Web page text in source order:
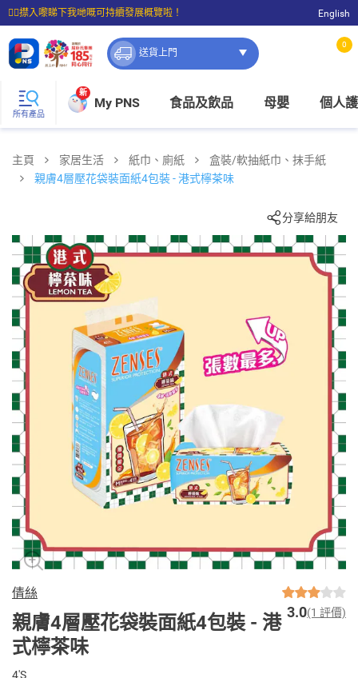
☝🏼㩒入嚟睇下我哋嘅可持續發展概覽啦！
⭐購物滿$399即享免費送貨；滿$100即可免費店取。
English
送貨上門
0
所有產品
新
My PNS 食品及飲品 母嬰 個人
主頁 家居生活 紙巾、廁紙
盒裝/軟抽紙巾、抹手紙
親膚4層壓花袋裝面紙4包裝 - 港式檸茶味
分享給朋友
倩絲
親膚4層壓花袋裝面紙4包裝 - 港
式檸茶味
3.0(1 評價)
4'S